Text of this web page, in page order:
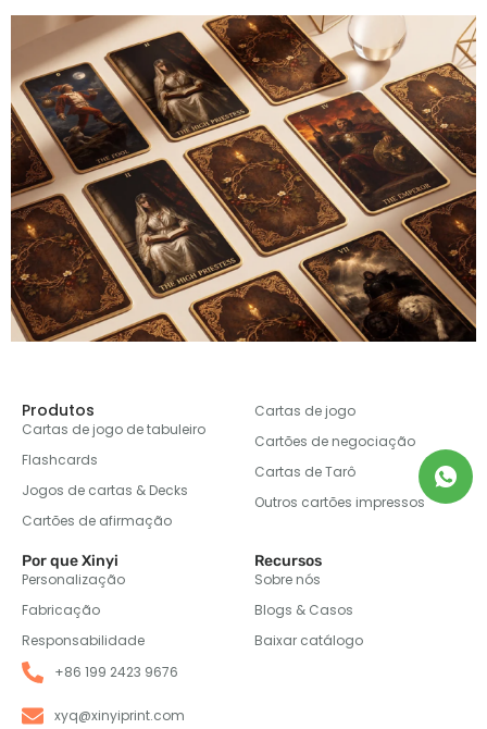
Produtos
Cartas de jogo de tabuleiro
Flashcards
Jogos de cartas & Decks
Cartões de afirmação
Cartas de jogo
Cartões de negociação
Cartas de Tarô
Outros cartões impressos
Por que Xinyi
Personalização
Fabricação
Responsabilidade
Recursos
Sobre nós
Blogs & Casos
Baixar catálogo
+86 199 2423 9676
xyq@xinyiprint.com